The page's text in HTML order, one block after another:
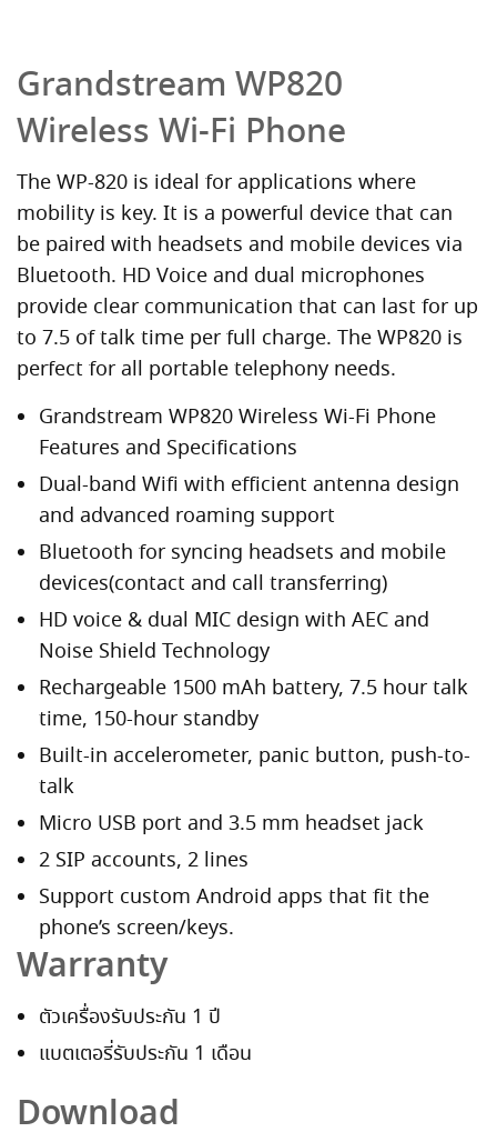
Grandstream WP820
Wireless Wi-Fi Phone
The WP-820 is ideal for applications where
mobility is key. It is a powerful device that can
be paired with headsets and mobile devices via
Bluetooth. HD Voice and dual microphones
provide clear communication that can last for up
to 7.5 of talk time per full charge. The WP820 is
perfect for all portable telephony needs.
Grandstream WP820 Wireless Wi-Fi Phone
Features and Specifications
Dual-band Wifi with efficient antenna design
and advanced roaming support
Bluetooth for syncing headsets and mobile
devices(contact and call transferring)
HD voice & dual MIC design with AEC and
Noise Shield Technology
Rechargeable 1500 mAh battery, 7.5 hour talk
time, 150-hour standby
Built-in accelerometer, panic button, push-to-
talk
Micro USB port and 3.5 mm headset jack
2 SIP accounts, 2 lines
Support custom Android apps that fit the
phone’s screen/keys.
Warranty
ตัวเครื่องรับประกัน 1 ปี
แบตเตอรี่รับประกัน 1 เดือน
Download